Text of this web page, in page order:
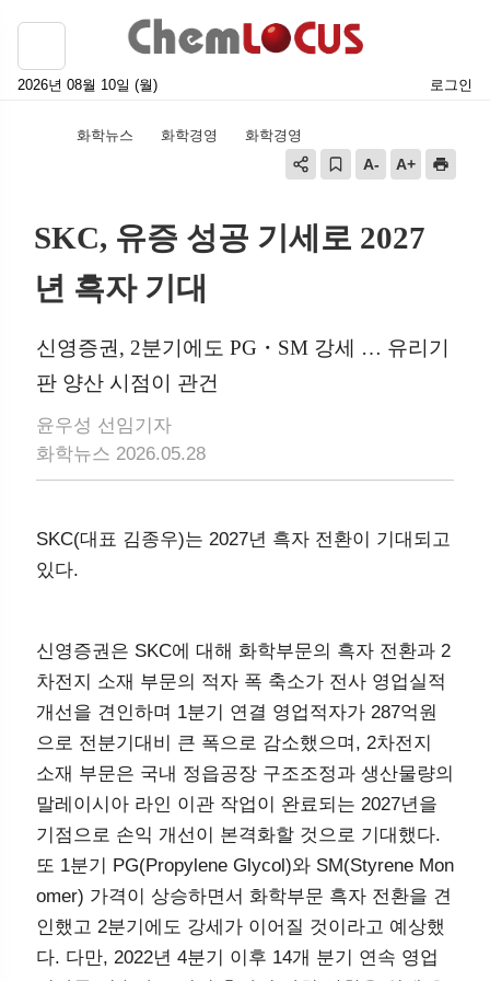
2026년 08월 10일 (월) 로그인
화학뉴스 화학경영 화학경영
SKC, 유증 성공 기세로 2027
년 흑자 기대
신영증권, 2분기에도 PG・SM 강세 … 유리기
판 양산 시점이 관건
윤우성 선임기자
화학뉴스 2026.05.28
SKC(대표 김종우)는 2027년 흑자 전환이 기대되고
있다.
신영증권은 SKC에 대해 화학부문의 흑자 전환과 2
차전지 소재 부문의 적자 폭 축소가 전사 영업실적
개선을 견인하며 1분기 연결 영업적자가 287억원으
로 전분기대비 큰 폭으로 감소했으며, 2차전지 소재
부문은 국내 정읍공장 구조조정과 생산물량의 말레
이시아 라인 이관 작업이 완료되는 2027년을 기점
으로 손익 개선이 본격화할 것으로 기대했다.
또 1분기 PG(Propylene Glycol)와 SM(Styrene Mon
omer) 가격이 상승하면서 화학부문 흑자 전환을 견
인했고 2분기에도 강세가 이어질 것이라고 예상했
다. 다만, 2022년 4분기 이후 14개 분기 연속 영업적